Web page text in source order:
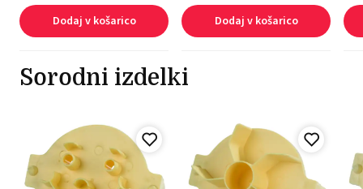
Dodaj v košarico Dodaj v košarico
Sorodni izdelki